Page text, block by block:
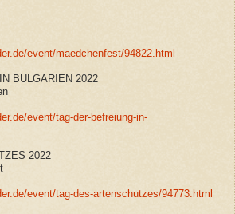
event/maedchenfest/94822.html
BULGARIEN 2022
event/tag-der-befreiung-in-
2022
event/tag-des-artenschutzes/94773.html